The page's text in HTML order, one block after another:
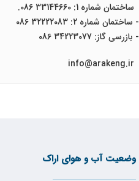
ساختمان شماره 1: 33144660 086.
- ساختمان شماره 2: 32222083 086
- بازرسی گاز: 34223077 086
وضعیت آب و هوای اراک